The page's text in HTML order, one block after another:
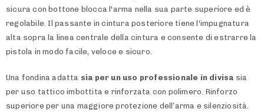
sicura con bottone blocca l'arma nella sua parte superiore ed è
regolabile. Il passante in cintura posteriore tiene l'impugnatura
alta sopra la linea centrale della cintura e consente di estrarre la
pistola in modo facile, veloce e sicuro.
Una fondina adatta sia per un uso professionale in divisa sia
per uso tattico imbottita e rinforzata con polimero. Rinforzo
superiore per una maggiore protezione dell’arma e silenziosità.